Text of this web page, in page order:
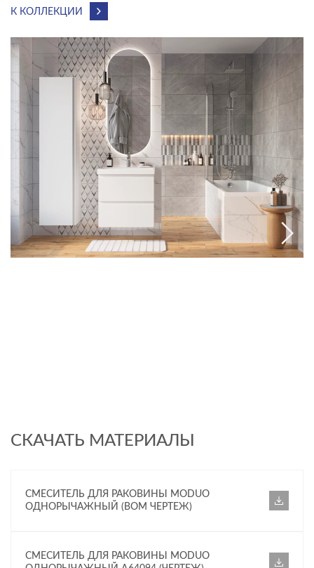
К КОЛЛЕКЦИИ
СКАЧАТЬ МАТЕРИАЛЫ
СМЕСИТЕЛЬ ДЛЯ РАКОВИНЫ MODUO
ОДНОРЫЧАЖНЫЙ (BOM ЧЕРТЕЖ)
СМЕСИТЕЛЬ ДЛЯ РАКОВИНЫ MODUO